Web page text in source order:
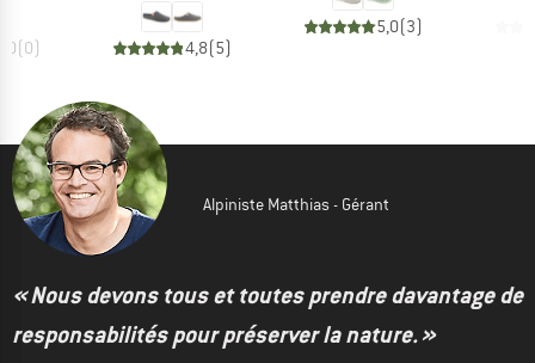
(0) 4,8(5)
5,0(3)
Alpiniste Matthias - Gérant
« Nous devons tous et toutes prendre davantage de
responsabilités pour préserver la nature. »